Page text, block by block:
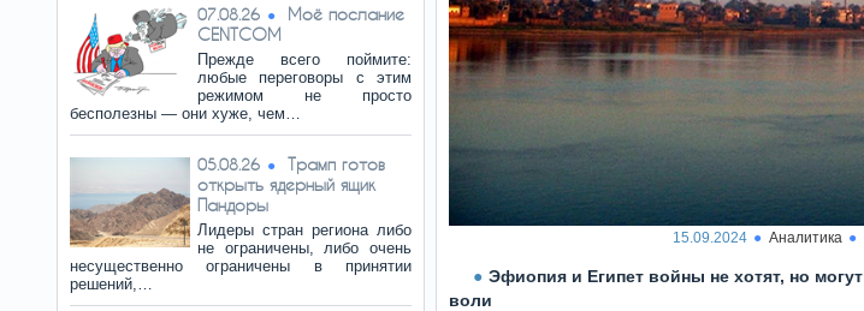
07.08.26
Моё послание
CENTCOM
Прежде всего поймите:
любые переговоры с этим
режимом не просто
бесполезны — они хуже, чем…
05.08.26
Трамп готов
открыть ядерный ящик
Пандоры
Лидеры стран региона либо
не ограничены, либо очень
несущественно ограничены в принятии
решений,…
15.09.2024 Аналитика
Эфиопия и Египет войны не хотят, но
воли